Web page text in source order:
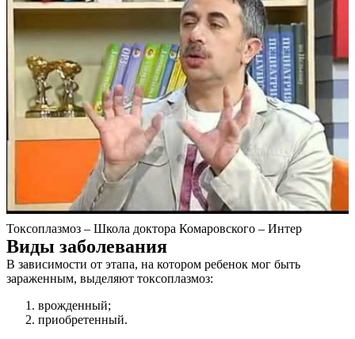
Акции
Отзывы
Статьи
Токсоплазмоз – Школа доктора Комаровского – Интер
Виды заболевания
В зависимости от этапа, на котором ребенок мог быть
зараженным, выделяют токсоплазмоз:
врожденный;
приобретенный.